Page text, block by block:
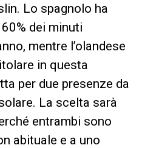
Lo spagnolo ha
dei minuti
mentre l’olandese
in questa
per due presenze da
La scelta sarà
entrambi sono
abituale e a uno